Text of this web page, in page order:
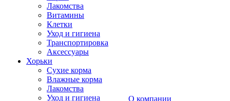
Лакомства
Витамины
Клетки
Уход и гигиена
Транспортировка
Аксессуары
Хорьки
Сухие корма
Влажные корма
Лакомства
Уход и гигиена
О компании